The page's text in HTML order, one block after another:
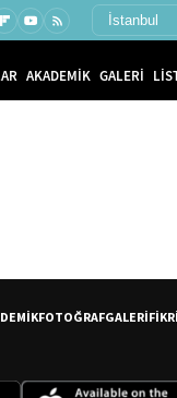
AKADEMİK GALERİ
FOTOĞRAFGALERİ